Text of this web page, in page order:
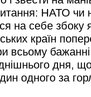
НАТО чи
на себе
країн
всьому
дня,
одного за